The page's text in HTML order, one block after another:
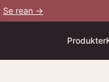
Se rean →
Produkter